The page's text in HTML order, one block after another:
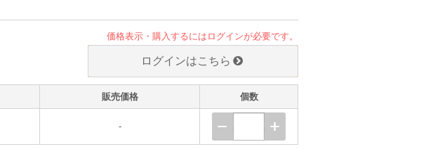
価格表示・購入するにはログインが必要です。
ログインはこちら
販売価格 個数
-